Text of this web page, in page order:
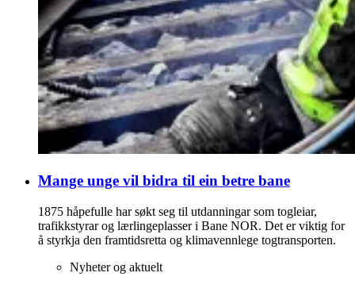
Mange unge vil bidra til ein betre bane
1875 håpefulle har søkt seg til utdanningar som togleiar,
trafikkstyrar og lærlingeplasser i Bane NOR. Det er viktig for
å styrkja den framtidsretta og klimavennlege togtransporten.
Nyheter og aktuelt